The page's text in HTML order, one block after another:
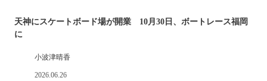
天神にスケートボード場が開業 10月30日、ボートレース福岡
に
小波津晴香
2026.06.26